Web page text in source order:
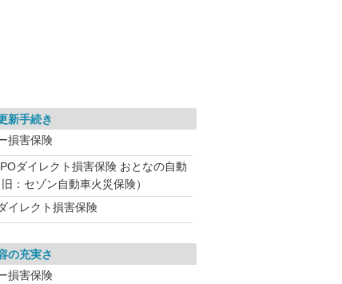
新手続き
損害保険
ダイレクト損害保険 おとなの自動
：セゾン自動車火災保険）
イレクト損害保険
の充実さ
損害保険